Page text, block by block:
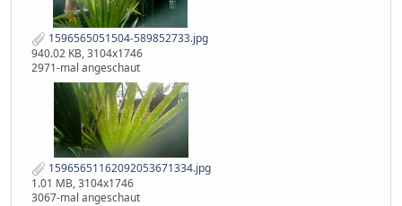
1596565051504-589852733.jpg
940.02 KB, 3104x1746
2971-mal angeschaut
15965651162092053671334.jpg
1.01 MB, 3104x1746
3067-mal angeschaut